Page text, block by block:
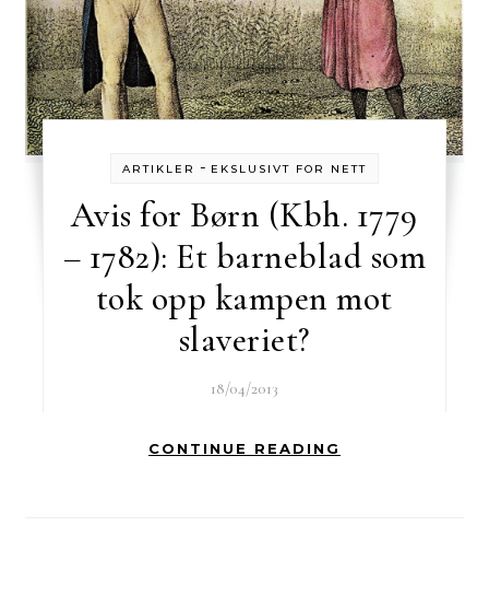
ARTIKLER - EKSLUSIVT FOR NETT
Avis for Børn (Kbh. 1779
– 1782): Et barneblad som
tok opp kampen mot
slaveriet?
18/04/2013
CONTINUE READING